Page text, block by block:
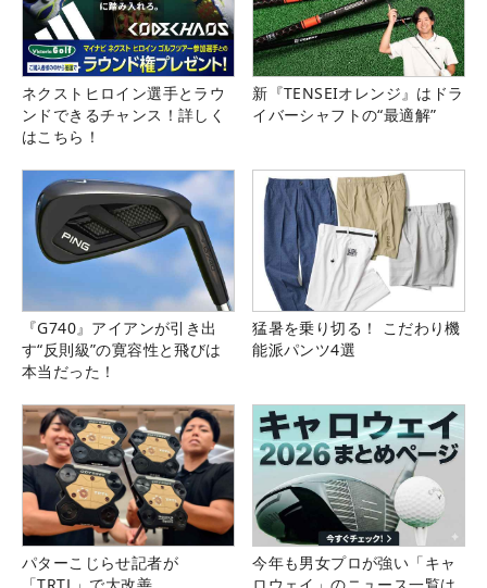
ネクストヒロイン選手とラウ
ンドできるチャンス！詳しく
はこちら！
新『TENSEIオレンジ』はドラ
イバーシャフトの“最適解”
『G740』アイアンが引き出
す“反則級”の寛容性と飛びは
本当だった！
猛暑を乗り切る！ こだわり機
能派パンツ4選
パターこじらせ記者が
今年も男女プロが強い「キャ